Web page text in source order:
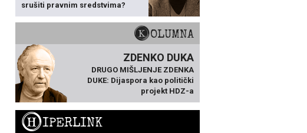
srušiti pravnim sredstvima?
KOLUMNA
ZDENKO DUKA
DRUGO MIŠLJENJE ZDENKA
DUKE: Dijaspora kao politički
projekt HDZ-a
HIPERLINK